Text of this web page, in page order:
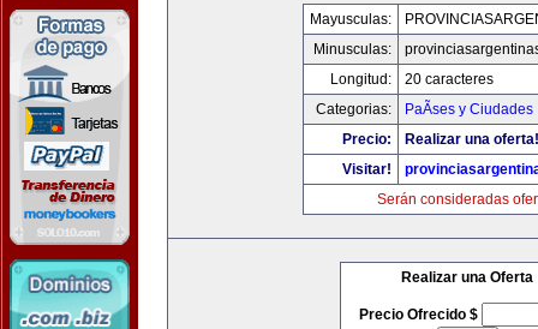
Mayusculas:
Minusculas:
Longitud:
20 caracteres
Categorias:
PaÃ­ses y Ciudades
Precio:
Realizar una oferta!
Visitar!
Serán consideradas
Realizar una Oferta
Precio Ofrecido $